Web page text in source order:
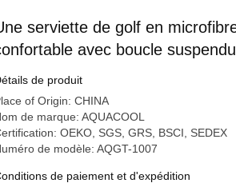
serviette de golf en
avec boucle
de produit
of Origin: CHINA
de marque: AQUACOOL
OEKO, SGS, GRS, BSCI, SEDEX
de modèle: AQGT-1007
de paiement et d'expédition